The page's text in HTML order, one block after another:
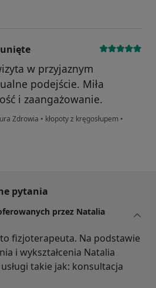
w przyjaznym
podejście. Miła
i zaangażowanie.
Zdrowia • kłopoty z kręgosłupem •
usunięte
pytania
przez Natalia
fizjoterapeuta. Na podstawie
i wykształcenia Natalia
takie jak: konsultacja